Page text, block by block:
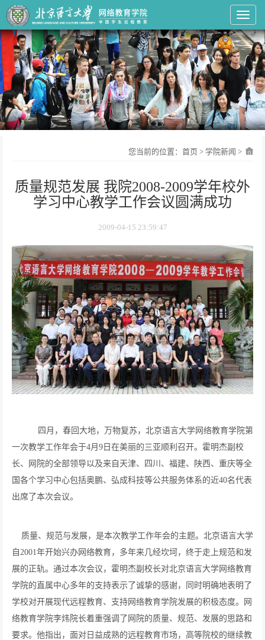
Toggle
您当前的位置： 首页 > 学院新闻 >
质量规范发展 我院2008-2009学年校外
学习中心教学工作会议圆满成功
2009-04-15 23:59:47
四月，春回大地，万物复苏，北京语言大学网络教育学院第
一次教学工作年会于4月9日在美丽的三亚顺利召开。霍明杰副校
长、网院的全部领导以及来自天津、四川、福建、陕西、重庆等全
国各个学习中心包括奥鹏、弘成科技等公共服务体系的近40名代表
出席了本次会议。
质量、规范与发展，是本次教学工作年会的主题。北京语言大学
自2001年开始兴办网络教育，多年来几经坎坷，终于走上规范和发
展的正轨。通过本次会议，霍明杰副校长对北京语言大学网络教育
学院的直属中心多年的支持表示了诚挚的感谢，同时明确地表明了
学校对开展现代远程教育、支持网络教育学院发展的积极态度。网
络教育学院李炜院长着重强调了网院的质量、规范、发展的思路和
要求。他指出，面对日益成熟的远程教育市场，高等院校的继续教